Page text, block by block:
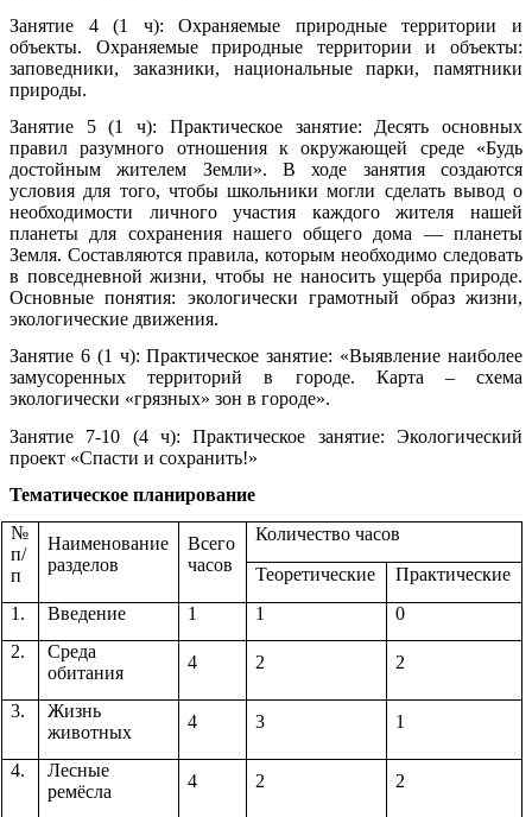
Занятие 4 (1 ч): Охраняемые природные территории и
объекты. Охраняемые природные территории и объекты:
заповедники, заказники, национальные парки, памятники
природы.
Занятие 5 (1 ч): Практическое занятие: Десять основных
правил разумного отношения к окружающей среде «Будь
достойным жителем Земли». В ходе занятия создаются
условия для того, чтобы школьники могли сделать вывод о
необходимости личного участия каждого жителя нашей
планеты для сохранения нашего общего дома — планеты
Земля. Составляются правила, которым необходимо следовать
в повседневной жизни, чтобы не наносить ущерба природе.
Основные понятия: экологически грамотный образ жизни,
экологические движения.
Занятие 6 (1 ч): Практическое занятие: «Выявление наиболее
замусоренных территорий в городе. Карта – схема
экологически «грязных» зон в городе».
Занятие 7-10 (4 ч): Практическое занятие: Экологический
проект «Спасти и сохранить!»
Тематическое планирование
№
п/
п
Наименование
разделов
Всего
часов
Количество часов
Теоретические
Практические
1.
Введение 1 1
0
2.
Среда
обитания
4 2 2
3.
Жизнь
животных
4 3 1
4.
Лесные
ремёсла
4 2 2